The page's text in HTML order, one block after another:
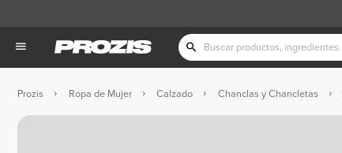
Prozis Ropa de Mujer Calzado Chanclas y Chancletas